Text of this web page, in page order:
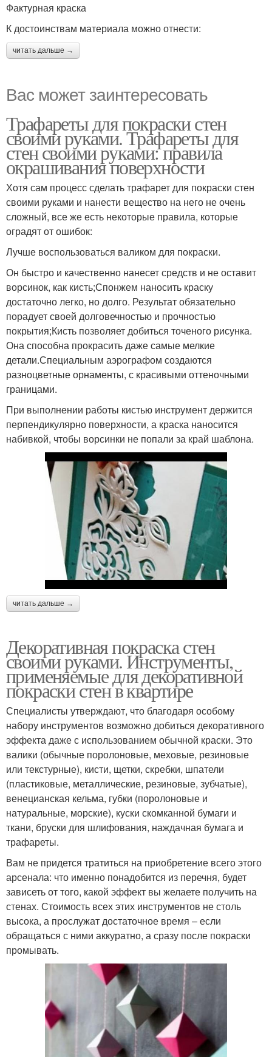
Фактурная краска
К достоинствам материала можно отнести:
читать дальше →
Вас может заинтересовать
Трафареты для покраски стен
своими руками. Трафареты для
стен своими руками: правила
окрашивания поверхности
Хотя сам процесс сделать трафарет для покраски стен
своими руками и нанести вещество на него не очень
сложный, все же есть некоторые правила, которые
оградят от ошибок:
Лучше воспользоваться валиком для покраски.
Он быстро и качественно нанесет средств и не оставит
ворсинок, как кисть;Спонжем наносить краску
достаточно легко, но долго. Результат обязательно
порадует своей долговечностью и прочностью
покрытия;Кисть позволяет добиться точеного рисунка.
Она способна прокрасить даже самые мелкие
детали.Специальным аэрографом создаются
разноцветные орнаменты, с красивыми оттеночными
границами.
При выполнении работы кистью инструмент держится
перпендикулярно поверхности, а краска наносится
набивкой, чтобы ворсинки не попали за край шаблона.
читать дальше →
Декоративная покраска стен
своими руками. Инструменты,
применяемые для декоративной
покраски стен в квартире
Специалисты утверждают, что благодаря особому
набору инструментов возможно добиться декоративного
эффекта даже с использованием обычной краски. Это
валики (обычные поролоновые, меховые, резиновые
или текстурные), кисти, щетки, скребки, шпатели
(пластиковые, металлические, резиновые, зубчатые),
венецианская кельма, губки (поролоновые и
натуральные, морские), куски скомканной бумаги и
ткани, бруски для шлифования, наждачная бумага и
трафареты.
Вам не придется тратиться на приобретение всего этого
арсенала: что именно понадобится из перечня, будет
зависеть от того, какой эффект вы желаете получить на
стенах. Стоимость всех этих инструментов не столь
высока, а прослужат достаточное время – если
обращаться с ними аккуратно, а сразу после покраски
промывать.